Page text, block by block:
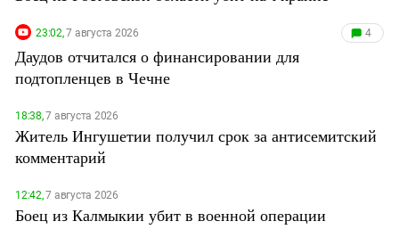
23:02,7 августа 2026 4
Даудов отчитался о финансировании для
подтопленцев в Чечне
18:38,7 августа 2026
Житель Ингушетии получил срок за антисемитский
комментарий
12:42,7 августа 2026
Боец из Калмыкии убит в военной операции